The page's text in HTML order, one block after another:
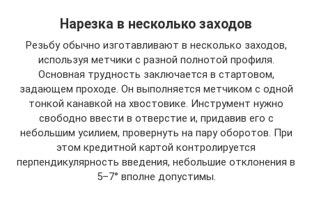
Нарезка в несколько заходов
Резьбу обычно изготавливают в несколько заходов,
используя метчики с разной полнотой профиля.
Основная трудность заключается в стартовом,
задающем проходе. Он выполняется метчиком с одной
тонкой канавкой на хвостовике. Инструмент нужно
свободно ввести в отверстие и, придавив его с
небольшим усилием, провернуть на пару оборотов. При
этом кредитной картой контролируется
перпендикулярность введения, небольшие отклонения в
5–7° вполне допустимы.